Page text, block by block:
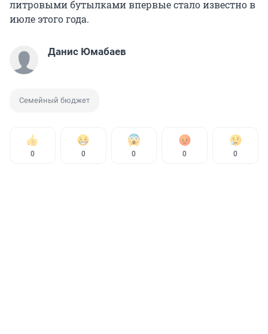
литровыми бутылками впервые стало известно в
июле этого года.
Данис Юмабаев
Семейный бюджет
0 0 0 0 0